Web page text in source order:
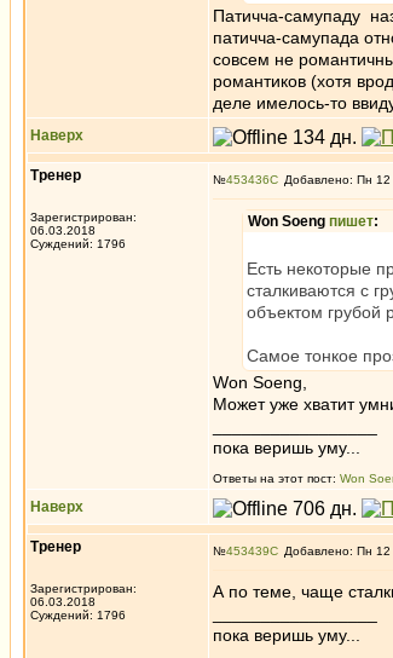
Патичча-самупаду
патичча-самупада
совсем не
романтиков (хотя
деле имелось-то
Наверх
Тренер
Зарегистрирован:
06.03.2018
Суждений: 1796
№453436 Добавлено: Пн 12
Won Soeng пишет:
Есть некоторые
сталкиваются с
объектом грубой
Самое тонкое
Won Soeng,
Может уже хватит
пока веришь уму...
Ответы на этот пост: Won
Наверх
Тренер
Зарегистрирован:
06.03.2018
Суждений: 1796
№453439 Добавлено: Пн 12
А по теме, чаще
пока веришь уму...